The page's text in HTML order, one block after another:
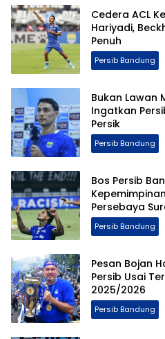
Cedera ACL
Hariyadi,
Penuh
Persib Bandung
Bukan Lawan
Ingatkan
Persik
Persib Bandung
Bos Persib
Persebaya
Penggunaan
Persib Bandung
Pesan Bojan
Persib Usai
2025/2026
Persib Bandung